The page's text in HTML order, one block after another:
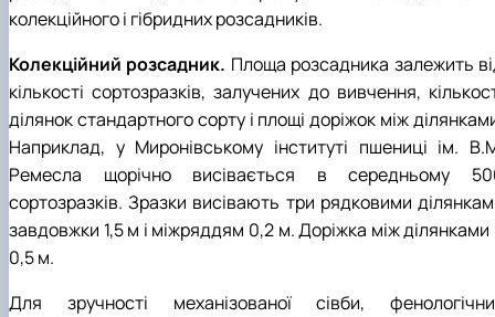
колекційного і гібридних розсадників.
Колекційний розсадник. Площа розсадника залежить
кількості сортозразків, залучених до вивчення,
ділянок стандартного сорту і площі доріжок між
Наприклад, у Миронівському інституті пшениці ім.
Ремесла щорічно висівається в середньому
сортозразків. Зразки висівають три рядковими
завдовжки 1,5 м і міжряддям 0,2 м. Доріжка між ділянками
0,5 м.
Для зручності механізованої сівби,